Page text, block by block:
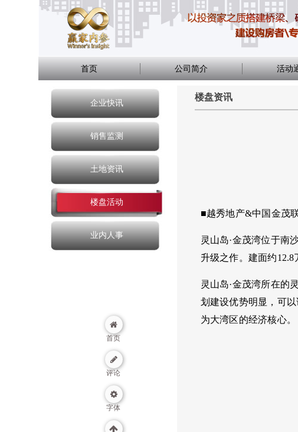
首页 公司简介 活动
企业快讯
销售监测
土地资讯
楼盘活动
业内人事
首页
评论
字体
楼盘资讯
■越秀地产&中国金茂
灵山岛·金茂湾位于南
升级之作。建面约12.8
灵山岛·金茂湾所在的
划建设优势明显，可
为大湾区的经济核心。